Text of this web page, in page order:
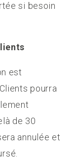
si besoin
est
pourra
de 30
annulée et